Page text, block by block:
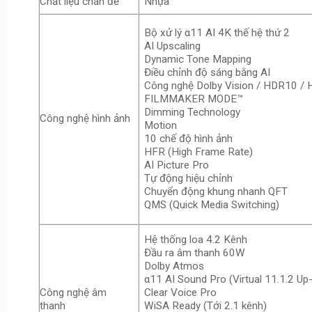
Công nghệ hình ảnh
Bộ xử lý α11 AI 4K thế hệ thứ 2
AI Upscaling
Dynamic Tone Mapping
Điều chỉnh độ sáng bằng AI
Công nghệ Dolby Vision / HDR10 /
FILMMAKER MODE™
Dimming Technology
Motion
10 chế độ hình ảnh
HFR (High Frame Rate)
AI Picture Pro
Tự động hiệu chỉnh
Chuyển động khung nhanh QFT
QMS (Quick Media Switching)
Công nghệ âm
thanh
Hệ thống loa 4.2 Kênh
Đầu ra âm thanh 60W
Dolby Atmos
α11 AI Sound Pro (Virtual 11.1.2
Clear Voice Pro
WiSA Ready (Tới 2.1 kênh)